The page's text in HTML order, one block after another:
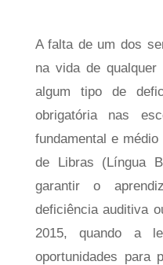
A falta de um dos
na vida de
algum tipo de
obrigatória nas
fundamental e
de Libras (Língua
garantir o
deficiência auditiva
2015, quando a
oportunidades para